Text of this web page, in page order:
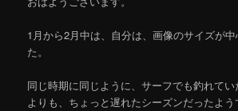
1月から2月中は、自分は、画像のサイズが
た。
同じ時期に同じように、サーフでも釣れて
よりも、ちょっと遅れたシーズンだったよう